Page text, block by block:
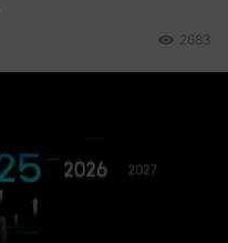
2683